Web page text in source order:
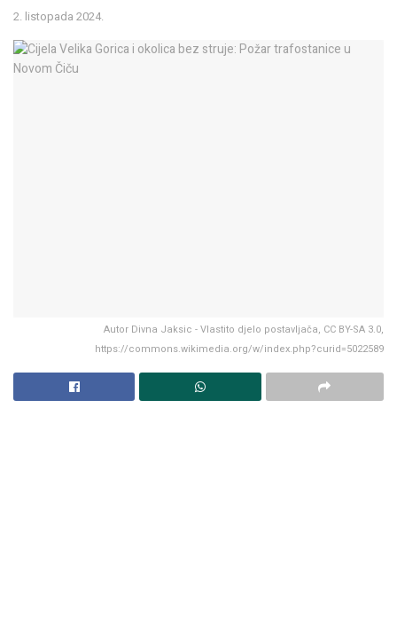
2. listopada 2024.
Autor Divna Jaksic - Vlastito djelo postavljača, CC BY-SA 3.0,
https://commons.wikimedia.org/w/index.php?curid=5022589